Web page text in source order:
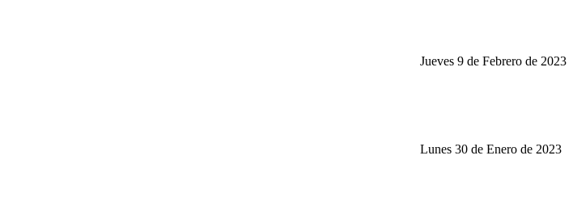
Jueves 9 de Febrero de 2023
Lunes 30 de Enero de 2023